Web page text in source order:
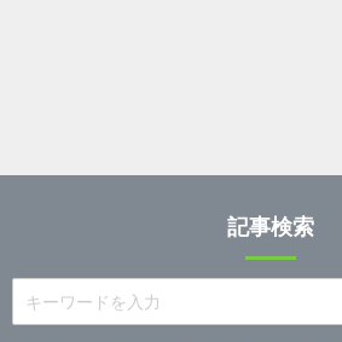
記事検索